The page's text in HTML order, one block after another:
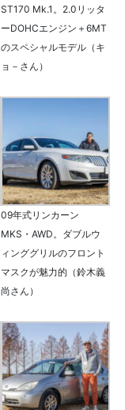
ST170 Mk.1。2.0リッタ
ーDOHCエンジン＋6MT
のスペシャルモデル（キ
ョ－さん）
09年式リンカーン
MKS・AWD。ダブルウ
ィンググリルのフロント
マスクが魅力的（鈴木義
尚さん）